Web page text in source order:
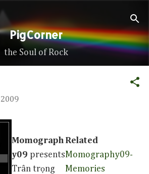
to main content
PigCorner
the Soul of Rock
Related
Momography09-
Memories
Momograph
y09 presents
Trân trọng